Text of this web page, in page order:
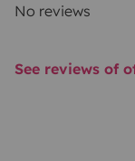
No reviews
See reviews of